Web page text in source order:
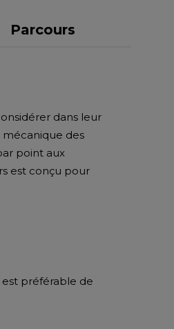
Parcours
dans leur
des
point aux
est conçu pour
préférable de